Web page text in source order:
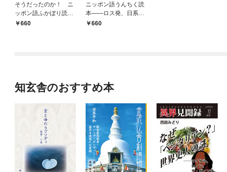
そうだったのか！ ニ
ッポン語ふかぼり読本
――ＬＡの日系アメリ
660
ニッポン語うんちく読
本――ロス発、日系老
人日本語パワー全開
660
知玄舎のおすすめ本